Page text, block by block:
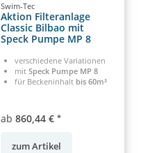
Swim-Tec
Aktion Filteranlage
Classic Bilbao mit
Speck Pumpe MP 8
verschiedene Variationen
mit Speck Pumpe MP 8
für Beckeninhalt bis 60m³
ab 860,44 € *
zum Artikel